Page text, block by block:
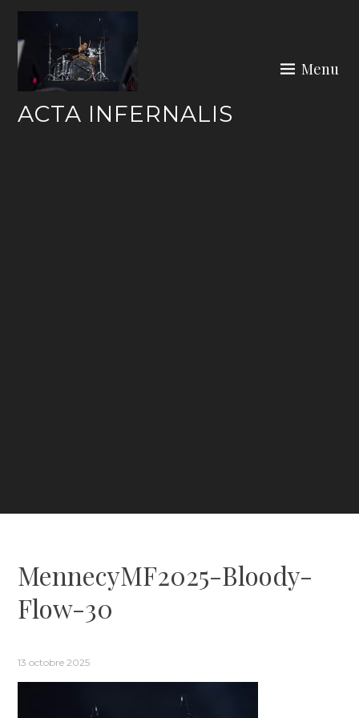
Skip
content
ACTA INFERNALIS
Menu
MennecyMF2025-Bloody-
Flow-30
13 octobre 2025